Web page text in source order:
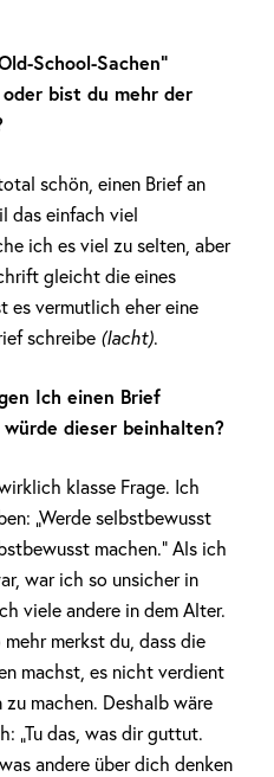
School-Sachen“
bist du mehr der
schön, einen Brief an
das einfach viel
ich es viel zu selten, aber
gleicht die eines
es vermutlich eher eine
schreibe (lacht).
Ich einen Brief
dieser beinhalten?
klasse Frage. Ich
„Werde selbstbewusst
machen.“ Als ich
war ich so unsicher in
viele andere in dem Alter.
merkst du, dass die
machst, es nicht verdient
machen. Deshalb wäre
„Tu das, was dir guttut.
andere über dich denken